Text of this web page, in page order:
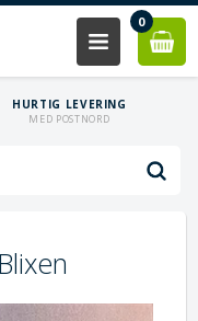
0
HURTIG LEVERING
MED POSTNORD